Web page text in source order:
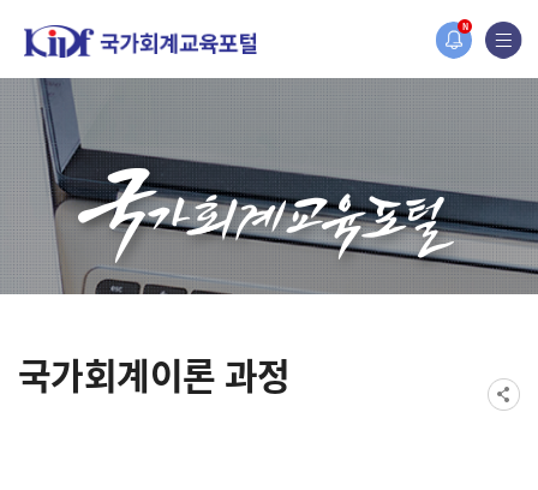
N
홈페이지가 새롭게 개편되었습니다.
한국조세재정연구원홈페이지가 새롭게 개설되었습니다.
국가회계이론 과정